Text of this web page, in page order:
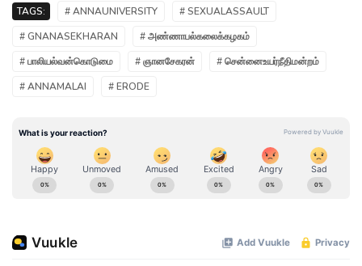
TAGS: # ANNAUNIVERSITY
# SEXUALASSAULT
# GNANASEKHARAN
# அண்ணாபல்கலைக்கழகம்
# பாலியல்வன்கொடுமை
# ஞானசேகரன்
# சென்னைஉயர்நீதிமன்றம்
# ANNAMALAI
# ERODE